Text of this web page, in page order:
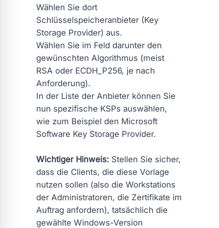
Wählen Sie dort
Schlüsselspeicheranbieter (Key
Storage Provider) aus.
Wählen Sie im Feld darunter den
gewünschten Algorithmus (meist
RSA oder ECDH_P256, je nach
Anforderung).
In der Liste der Anbieter können Sie
nun spezifische KSPs auswählen,
wie zum Beispiel den Microsoft
Software Key Storage Provider.
Wichtiger Hinweis: Stellen Sie sicher,
dass die Clients, die diese Vorlage
nutzen sollen (also die Workstations
der Administratoren, die Zertifikate im
Auftrag anfordern), tatsächlich die
gewählte Windows-Version